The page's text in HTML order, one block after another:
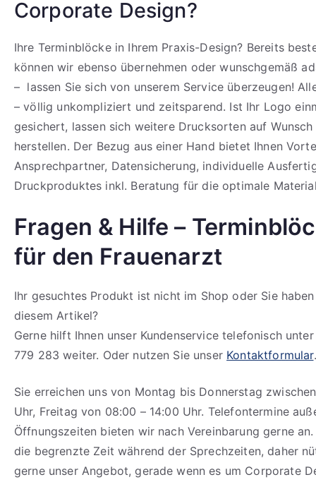
Corporate Design?
Ihre Terminblöcke in Ihrem Praxis-Design? Bereits
können wir ebenso übernehmen oder wunschgemäß
– lassen Sie sich von unserem Service überzeugen!
– völlig unkompliziert und zeitsparend. Ist Ihr Logo
gesichert, lassen sich weitere Drucksorten auf
herstellen. Der Bezug aus einer Hand bietet Ihnen
Ansprechpartner, Datensicherung, individuelle
Druckproduktes inkl. Beratung für die optimale
Fragen & Hilfe –
für den Frauenarzt
Ihr gesuchtes Produkt ist nicht im Shop oder Sie
diesem Artikel?
Gerne hilft Ihnen unser Kundenservice telefonisch
779 283 weiter. Oder nutzen Sie unser Kontaktformular.
Sie erreichen uns von Montag bis Donnerstag
Uhr, Freitag von 08:00 – 14:00 Uhr. Telefontermine
Öffnungszeiten bieten wir nach Vereinbarung gerne
die begrenzte Zeit während der Sprechzeiten, daher
gerne unser Angebot, gerade wenn es um Corporate